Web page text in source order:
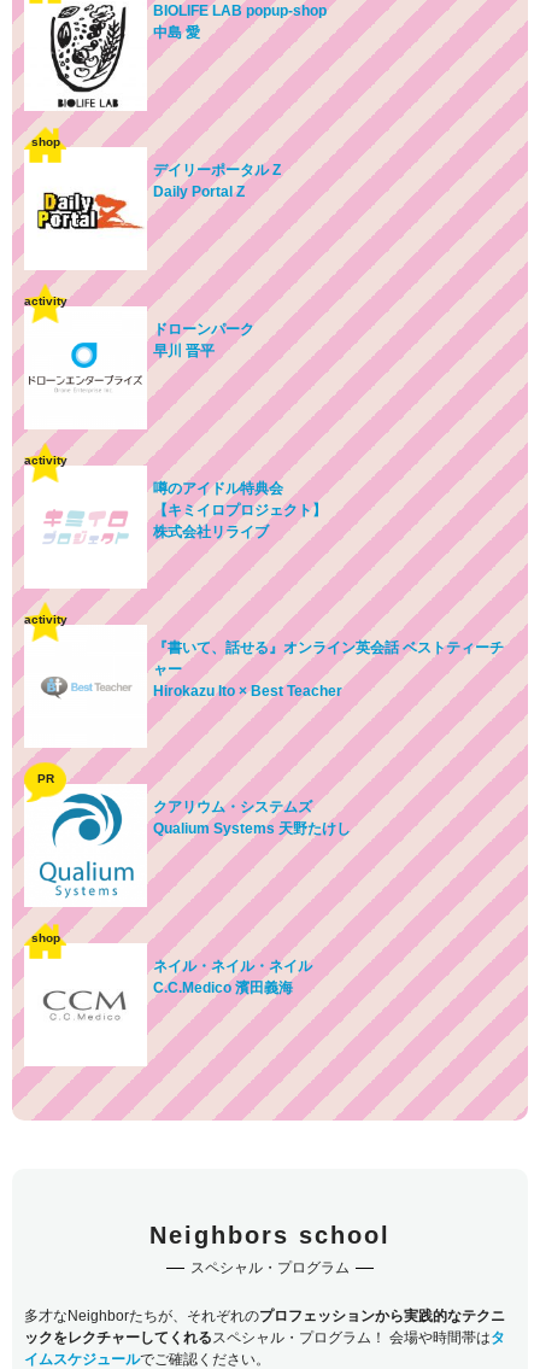
BIOLIFE LAB popup-shop
中島 愛
shop
デイリーポータル Z
Daily Portal Z
activity
ドローンパーク
早川 晋平
activity
噂のアイドル特典会
【キミイロプロジェクト】
株式会社リライブ
activity
『書いて、話せる』オンライン英会話 ベストティーチ
ャー
Hirokazu Ito × Best Teacher
PR
クアリウム・システムズ
Qualium Systems 天野たけし
shop
ネイル・ネイル・ネイル
C.C.Medico 濱田義海
Neighbors school
スペシャル・プログラム
多才なNeighborたちが、それぞれのプロフェッションから実践的なテクニ
ックをレクチャーしてくれるスペシャル・プログラム！ 会場や時間帯はタ
イムスケジュールでご確認ください。